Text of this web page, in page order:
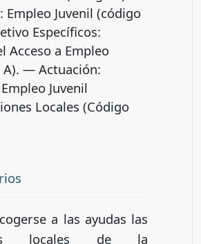
Empleo Juvenil (código
Específicos:
Acceso a Empleo
A). — Actuación:
Juvenil
Locales (Código
a las ayudas las
locales de la